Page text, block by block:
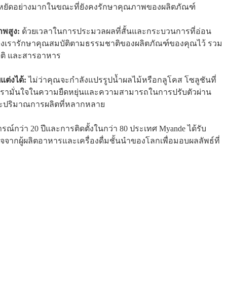
ยัดอย่างมากในขณะที่ยังคงรักษาคุณภาพของผลิตภัณฑ์
สูง: ด้วยเวลาในการประมวลผลที่สั้นและกระบวนการที่อ่อน
เรารักษาคุณสมบัติตามธรรมชาติของผลิตภัณฑ์ของคุณไว้ รวม
และสารอาหาร
ต่งได้:ไม่ว่าคุณจะกำลังแปรรูปน้ำผลไม้หรือกลูโคส โซลูชันที่
รามั่นใจในความยืดหยุ่นและความสามารถในการปรับตัวผ่าน
ริมาณการผลิตที่หลากหลาย
ณ์กว่า 20 ปีและการติดตั้งในกว่า 80 ประเทศ Myande ได้รับ
จจากผู้ผลิตอาหารและเครื่องดื่มชั้นนำของโลกเพื่อมอบผลลัพธ์ที่